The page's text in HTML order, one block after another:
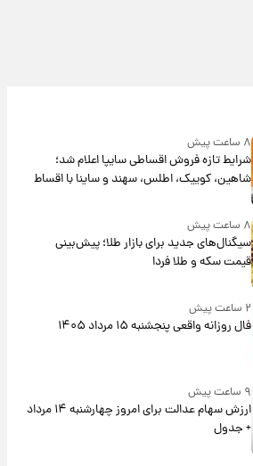
۸ ساعت پیش
شرایط تازه فروش اقساطی سایپا اعلام شد؛
شاهین، کوییک، اطلس، سهند و ساینا با اقساط
بلندمدت + جدول
۸ ساعت پیش
سیگنال‌های جدید برای بازار طلا؛ پیش‌بینی
قیمت سکه و طلا فردا
۲ ساعت پیش
فال روزانه واقعی پنجشنبه ۱۵ مرداد ۱۴۰۵
۹ ساعت پیش
ارزش سهام عدالت برای امروز چهارشنبه ۱۴ مرداد
+ جدول